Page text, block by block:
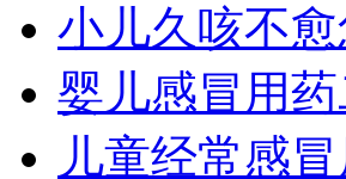
小儿久咳不愈
婴儿感冒用
儿童经常感